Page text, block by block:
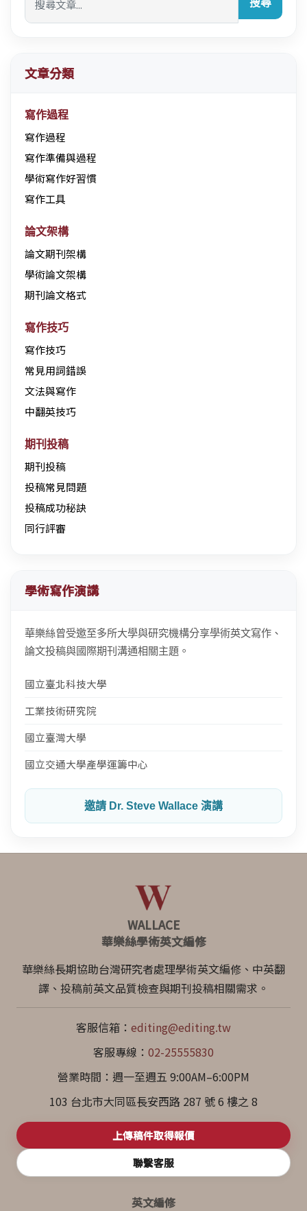
搜尋
文章分類
寫作過程
寫作過程
寫作準備與過程
學術寫作好習慣
寫作工具
論文架構
論文期刊架構
學術論文架構
期刊論文格式
寫作技巧
寫作技巧
常見用詞錯誤
文法與寫作
中翻英技巧
期刊投稿
期刊投稿
投稿常見問題
投稿成功秘訣
同行評審
學術寫作演講
華樂絲曾受邀至多所大學與研究機構分享學術英文寫作、
論文投稿與國際期刊溝通相關主題。
國立臺北科技大學
工業技術研究院
國立臺灣大學
國立交通大學產學運籌中心
邀請 Dr. Steve Wallace 演講
WALLACE
華樂絲學術英文編修
華樂絲長期協助台灣研究者處理學術英文編修、中英翻
譯、投稿前英文品質檢查與期刊投稿相關需求。
客服信箱： editing@editing.tw
客服專線： 02-25555830
營業時間：週一至週五 9:00AM–6:00PM
103 台北市大同區長安西路 287 號 6 樓之 8
上傳稿件取得報價
聯繫客服
英文編修